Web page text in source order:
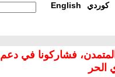
English كوردي
فشاركونا في دعم
الحر